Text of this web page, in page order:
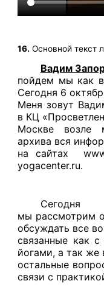
16. Основной текст
Вадим
пойдем мы как
Сегодня 6
Меня зовут
в КЦ
Москве возле
архива вся
на сайтах
yogacenter.ru.
Сегодня
мы рассмотрим
обсуждать все
связанные как
йогами, а так же
остальные
связи с